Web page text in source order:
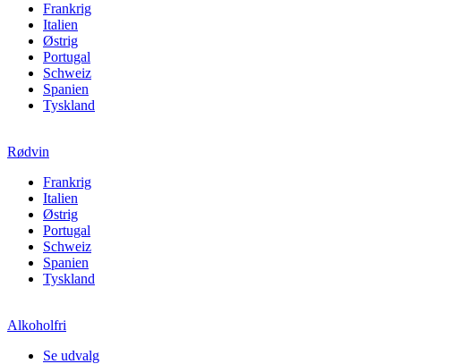
Frankrig
Italien
Østrig
Portugal
Schweiz
Spanien
Tyskland
Rødvin
Frankrig
Italien
Østrig
Portugal
Schweiz
Spanien
Tyskland
Alkoholfri
Se udvalg